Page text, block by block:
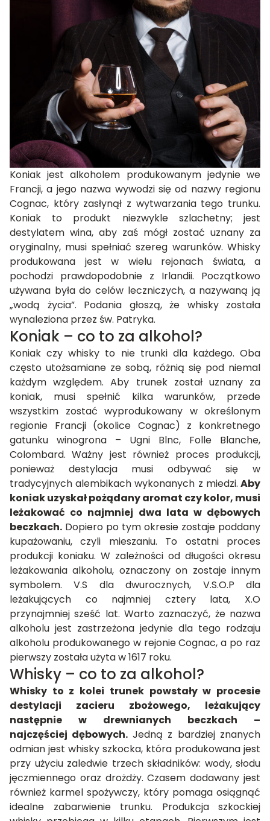
Koniak jest alkoholem produkowanym jedynie we
Francji, a jego nazwa wywodzi się od nazwy regionu
Cognac, który zasłynął z wytwarzania tego trunku.
Koniak to produkt niezwykle szlachetny; jest
destylatem wina, aby zaś mógł zostać uznany za
oryginalny, musi spełniać szereg warunków. Whisky
produkowana jest w wielu rejonach świata, a
pochodzi prawdopodobnie z Irlandii. Początkowo
używana była do celów leczniczych, a nazywaną ją
„wodą życia”. Podania głoszą, że whisky została
wynaleziona przez św. Patryka.
Koniak – co to za alkohol?
Koniak czy whisky to nie trunki dla każdego. Oba
często utożsamiane ze sobą, różnią się pod niemal
każdym względem. Aby trunek został uznany za
koniak, musi spełnić kilka warunków, przede
wszystkim zostać wyprodukowany w określonym
regionie Francji (okolice Cognac) z konkretnego
gatunku winogrona – Ugni Blnc, Folle Blanche,
Colombard. Ważny jest również proces produkcji,
ponieważ destylacja musi odbywać się w
tradycyjnych alembikach wykonanych z miedzi. Aby
koniak uzyskał pożądany aromat czy kolor, musi
leżakować co najmniej dwa lata w dębowych
beczkach. Dopiero po tym okresie zostaje poddany
kupażowaniu, czyli mieszaniu. To ostatni proces
produkcji koniaku. W zależności od długości okresu
leżakowania alkoholu, oznaczony on zostaje innym
symbolem. V.S dla dwurocznych, V.S.O.P dla
leżakujących co najmniej cztery lata, X.O
przynajmniej sześć lat. Warto zaznaczyć, że nazwa
alkoholu jest zastrzeżona jedynie dla tego rodzaju
alkoholu produkowanego w rejonie Cognac, a po raz
pierwszy została użyta w 1617 roku.
Whisky – co to za alkohol?
Whisky to z kolei trunek powstały w procesie
destylacji zacieru zbożowego, leżakujący
następnie w drewnianych beczkach –
najczęściej dębowych. Jedną z bardziej znanych
odmian jest whisky szkocka, która produkowana jest
przy użyciu zaledwie trzech składników: wody, słodu
jęczmiennego oraz drożdży. Czasem dodawany jest
również karmel spożywczy, który pomaga osiągnąć
idealne zabarwienie trunku. Produkcja szkockiej